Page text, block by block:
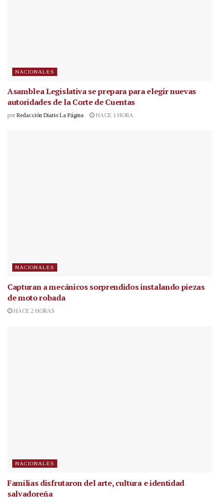
NACIONALES
Asamblea Legislativa se prepara para elegir nuevas
autoridades de la Corte de Cuentas
por Redacción Diario La Página HACE 1 HORA
NACIONALES
Capturan a mecánicos sorprendidos instalando piezas
de moto robada
HACE 2 HORAS
NACIONALES
Familias disfrutaron del arte, cultura e identidad
salvadoreña